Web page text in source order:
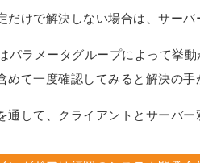
だけで解決しない場合は、サー
パラメータグループによって挙
めて一度確認してみると解決の
通して、クライアントとサーバ